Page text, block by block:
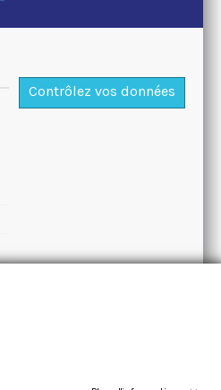
Contrôlez vos données